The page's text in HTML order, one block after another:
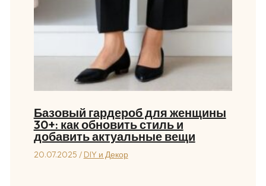
Базовый гардероб для женщины
30+: как обновить стиль и
добавить актуальные вещи
20.07.2025 / DIY и Декор